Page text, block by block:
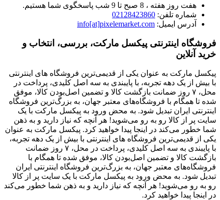
هفت روز هفته ، 8 صبح تا 9 شب پاسخگوی شما هستیم.
شماره تلفن: 02128423860
آدرس ایمیل: info[at]pixelemarket.com
فروشگاه اینترنتی پیکسل مارکت، بررسی، انتخاب و
خرید آنلاین
پیکسل مارکت به عنوان یکی از قدیمی‌ترین فروشگاه های اینترنتی
با بیش از یک دهه تجربه، با پایبندی به سه اصل کلیدی، پرداخت در
محل، ۷ روز ضمانت بازگشت کالا و تضمین اصل‌بودن کالا، موفق
شده تا همگام با فروشگاه‌های معتبر جهان، به بزرگ‌ترین فروشگاه
اینترنتی ایران تبدیل شود. به محض ورود به پیکسل مارکت با یک
سایت پر از کالا رو به رو می‌شوید! هر آنچه که نیاز دارید و به ذهن
شما خطور می‌کند در اینجا پیدا خواهید کرد. پیکسل مارکت به عنوان
یکی از قدیمی‌ترین فروشگاه های اینترنتی با بیش از یک دهه تجربه،
با پایبندی به سه اصل کلیدی، پرداخت در محل، ۷ روز ضمانت
بازگشت کالا و تضمین اصل‌بودن کالا، موفق شده تا همگام با
فروشگاه‌های معتبر جهان، به بزرگ‌ترین فروشگاه اینترنتی ایران
تبدیل شود. به محض ورود به پیکسل مارکت با یک سایت پر از کالا
رو به رو می‌شوید! هر آنچه که نیاز دارید و به ذهن شما خطور می‌کند
در اینجا پیدا خواهید کرد.